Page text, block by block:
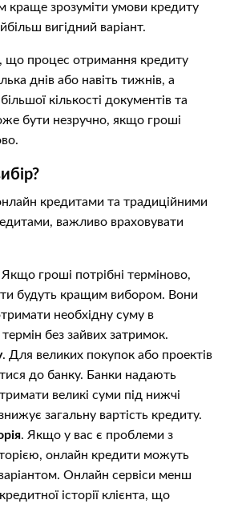
краще зрозуміти умови кредиту
вигідний варіант.
що процес отримання кредиту
днів або навіть тижнів, а
кількості документів та
бути незручно, якщо гроші
кредитами та традиційними
важливо враховувати
Якщо гроші потрібні терміново,
будуть кращим вибором. Вони
необхідну суму в
без зайвих затримок.
. Для великих покупок або проектів
до банку. Банки надають
великі суми під нижчі
загальну вартість кредиту.
. Якщо у вас є проблеми з
онлайн кредити можуть
Онлайн сервіси менш
історії клієнта, що